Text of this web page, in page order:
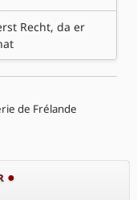
Recht, da er
de Frélande
●